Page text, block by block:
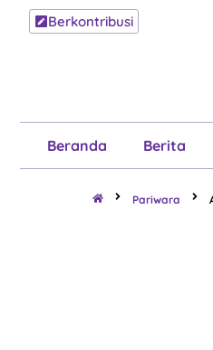
Berkontribusi
Beranda Berita
Pariwara